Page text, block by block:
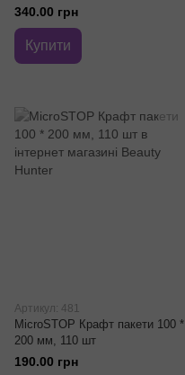
340.00 грн
Купити
Артикул: 481
MicroSTOP Крафт пакети 100 *
200 мм, 110 шт
190.00 грн